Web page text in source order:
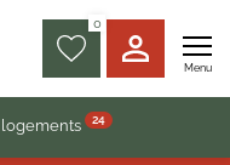
0
Menu
logements 24